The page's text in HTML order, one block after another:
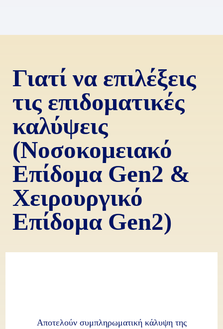
Γιατί να επιλέξεις
τις επιδοματικές
καλύψεις
(Νοσοκομειακό
Επίδομα Gen2 &
Χειρουργικό
Επίδομα Gen2)
Αποτελούν συμπληρωματική κάλυψη της